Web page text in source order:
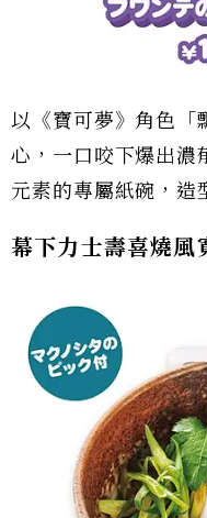
以《寶可夢》角色「
心，一口咬下爆出濃
元素的專屬紙碗，造
幕下力士壽喜燒風